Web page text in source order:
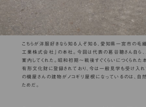
こちらが洋服好きなら知る人ぞ知る、愛知県一宮市の毛
工業株式会社」の本社。今回は代表の葛谷聰さん自ら、
案内してくれた。昭和初期〜戦後すぐくらいにつくられた
有形文化財に登録されており、今は一般見学も受け入れ
の機屋さんの建物がノコギリ屋根になっているのは、自
ためだ。